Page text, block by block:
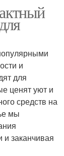
и
для
ценят уют и
средств на
мы
и заканчивая